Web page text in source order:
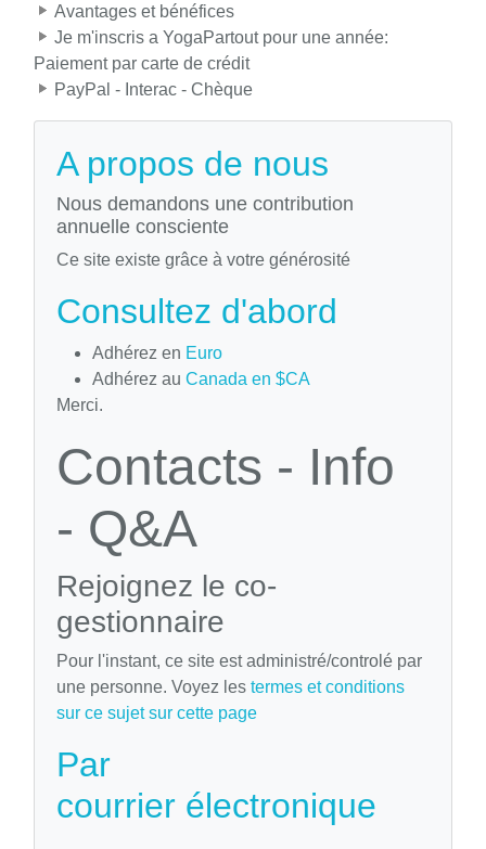
Avantages et bénéfices
Je m'inscris a YogaPartout pour une année:
Paiement par carte de crédit
PayPal - Interac - Chèque
A propos de nous
Nous demandons une contribution
annuelle consciente
Ce site existe grâce à votre générosité
Consultez d'abord
Adhérez en Euro
Adhérez au Canada en $CA
Merci.
Contacts - Info
- Q&A
Rejoignez le co-
gestionnaire
Pour l'instant, ce site est administré/controlé par
une personne. Voyez les termes et conditions
sur ce sujet sur cette page
Par
courrier électronique